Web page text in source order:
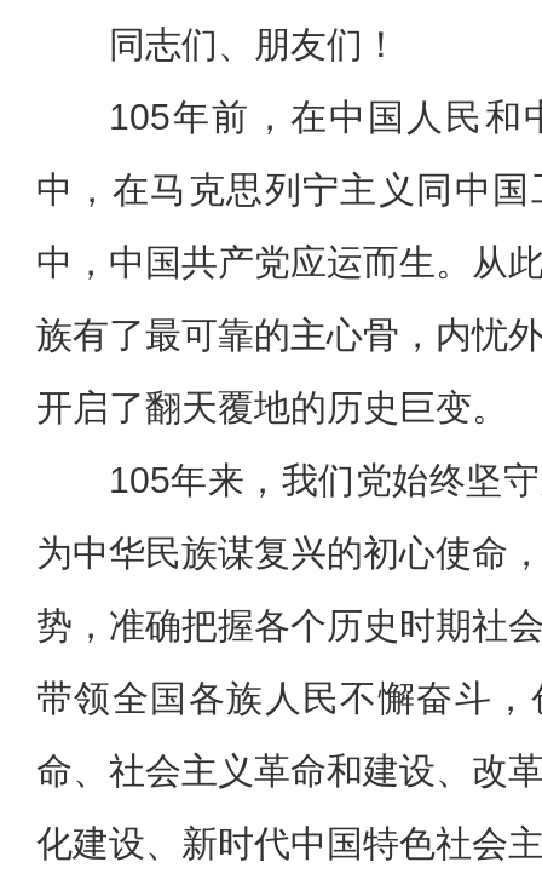
同志们、朋友们！
105年前，在中国人民和
中，在马克思列宁主义同中
中，中国共产党应运而生。从
族有了最可靠的主心骨，内忧
开启了翻天覆地的历史巨变。
105年来，我们党始终坚
为中华民族谋复兴的初心使命
势，准确把握各个历史时期社
带领全国各族人民不懈奋斗
命、社会主义革命和建设、改
化建设、新时代中国特色社会